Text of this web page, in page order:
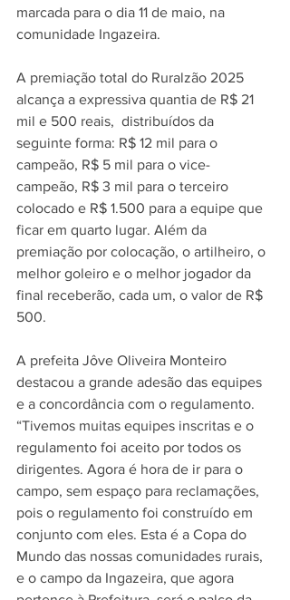
marcada para o dia 11 de maio, na
comunidade Ingazeira.
A premiação total do Ruralzão 2025
alcança a expressiva quantia de R$ 21
mil e 500 reais,  distribuídos da
seguinte forma: R$ 12 mil para o
campeão, R$ 5 mil para o vice-
campeão, R$ 3 mil para o terceiro
colocado e R$ 1.500 para a equipe que
ficar em quarto lugar. Além da
premiação por colocação, o artilheiro, o
melhor goleiro e o melhor jogador da
final receberão, cada um, o valor de R$
500.
A prefeita Jôve Oliveira Monteiro
destacou a grande adesão das equipes
e a concordância com o regulamento.
“Tivemos muitas equipes inscritas e o
regulamento foi aceito por todos os
dirigentes. Agora é hora de ir para o
campo, sem espaço para reclamações,
pois o regulamento foi construído em
conjunto com eles. Esta é a Copa do
Mundo das nossas comunidades rurais,
e o campo da Ingazeira, que agora